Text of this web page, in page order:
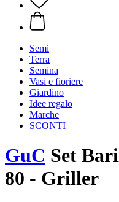
Semi
Terra
Semina
Vasi e fioriere
Giardino
Idee regalo
Marche
SCONTI
GuC Set
80 - Griller